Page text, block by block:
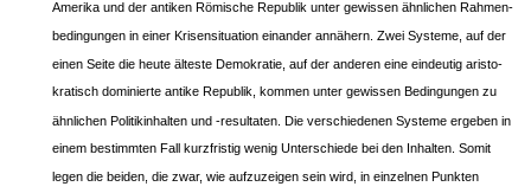
Amerika und der antiken Römische Republik unter gewissen ähnlichen Rahmen-
bedingungen in einer Krisensituation einander annähern. Zwei Systeme, auf der
einen Seite die heute älteste Demokratie, auf der anderen eine eindeutig aristo-
kratisch dominierte antike Republik, kommen unter gewissen Bedingungen zu
ähnlichen Politikinhalten und -resultaten. Die verschiedenen Systeme ergeben in
einem bestimmten Fall kurzfristig wenig Unterschiede bei den Inhalten. Somit
legen die beiden, die zwar, wie aufzuzeigen sein wird, in einzelnen Punkten